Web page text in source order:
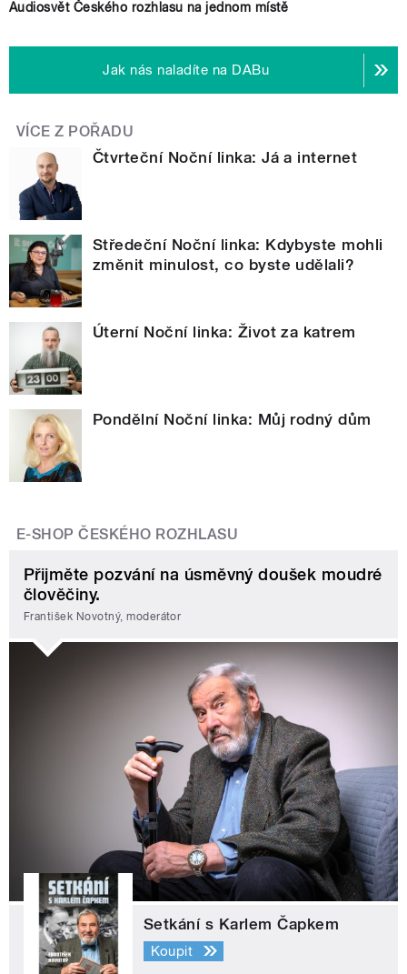
Audiosvět Českého rozhlasu na jednom místě
Jak nás naladíte na DABu
VÍCE Z POŘADU
Čtvrteční Noční linka: Já a internet
Středeční Noční linka: Kdybyste mohli
změnit minulost, co byste udělali?
Úterní Noční linka: Život za katrem
Pondělní Noční linka: Můj rodný dům
E-SHOP ČESKÉHO ROZHLASU
Přijměte pozvání na úsměvný doušek moudré
člověčiny.
František Novotný, moderátor
Setkání s Karlem Čapkem
Koupit